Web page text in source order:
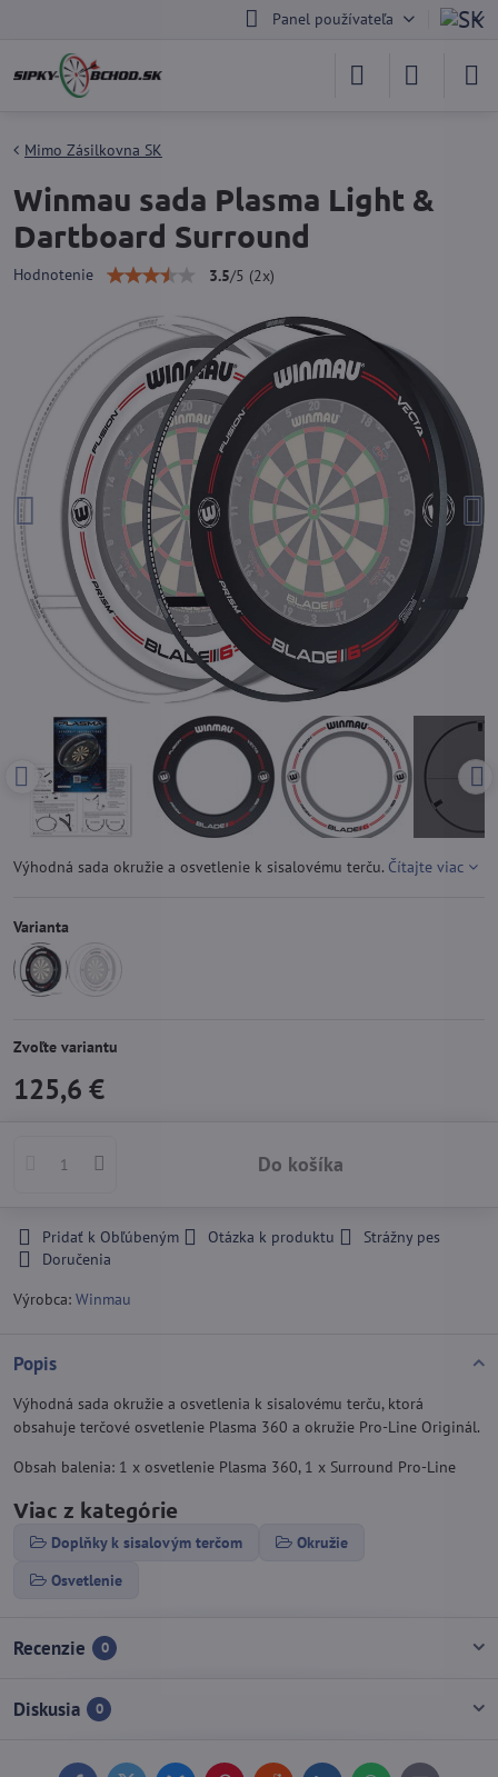
Panel používateľa
Mimo Zásilkovna SK
Winmau sada Plasma Light &
Dartboard Surround
Hodnotenie 3.5/5 (2x)
Výhodná sada okružie a osvetlenie k sisalovému terču. Čítajte viac
Varianta
Zvoľte variantu
125,6 €
Do košíka
Pridať k Obľúbeným Otázka k produktu
Strážny pes
Doručenia
Výrobca: Winmau
Popis
Výhodná sada okružie a osvetlenia k sisalovému terču, ktorá
obsahuje terčové osvetlenie Plasma 360 a okružie Pro-Line Originál.
Obsah balenia: 1 x osvetlenie Plasma 360, 1 x Surround Pro-Line
Viac z kategórie
Doplňky k sisalovým terčom
Okružie
Osvetlenie
Recenzie 0
Diskusia 0